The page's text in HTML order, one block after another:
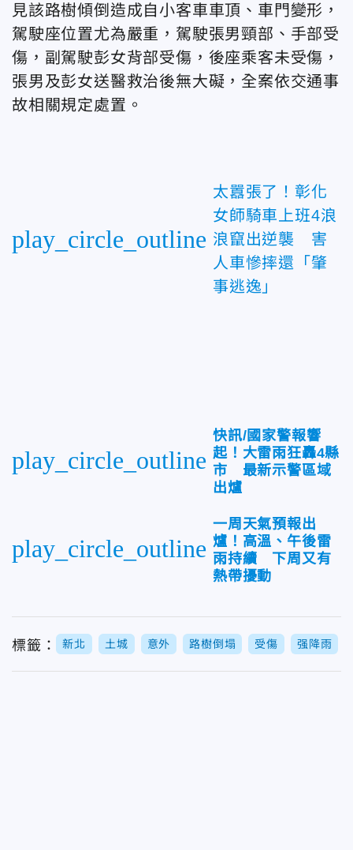
見該路樹傾倒造成自小客車車頂、車門變形，
駕駛座位置尤為嚴重，駕駛張男頸部、手部受
傷，副駕駛彭女背部受傷，後座乘客未受傷，
張男及彭女送醫救治後無大礙，全案依交通事
故相關規定處置。
play_circle_outline
太囂張了！彰化
女師騎車上班4浪
浪竄出逆襲 害
人車慘摔還「肇
事逃逸」
play_circle_outline
快訊/國家警報響
起！大雷雨狂轟4縣
市 最新示警區域
出爐
play_circle_outline
一周天氣預報出
爐！高溫、午後雷
雨持續 下周又有
熱帶擾動
標籤： 新北 土城 意外 路樹倒塌 受傷 强降雨